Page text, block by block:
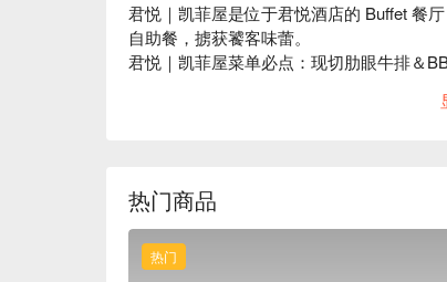
君悦｜凯菲屋是位于君悦酒店的 Buffet 餐
自助餐，掳获饕客味蕾。
君悦｜凯菲屋菜单必点：现切肋眼牛排＆
君悦｜凯菲屋推荐：占地 200 坪，开放式
热门商品
热门